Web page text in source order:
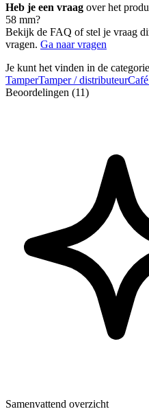
Heb je een vraag over het
58 mm?
Bekijk de FAQ of stel je vraag
vragen. Ga naar vragen
Je kunt het vinden in de categorie
TamperTamper / distributeur
Beoordelingen (11)
Samenvattend overzicht